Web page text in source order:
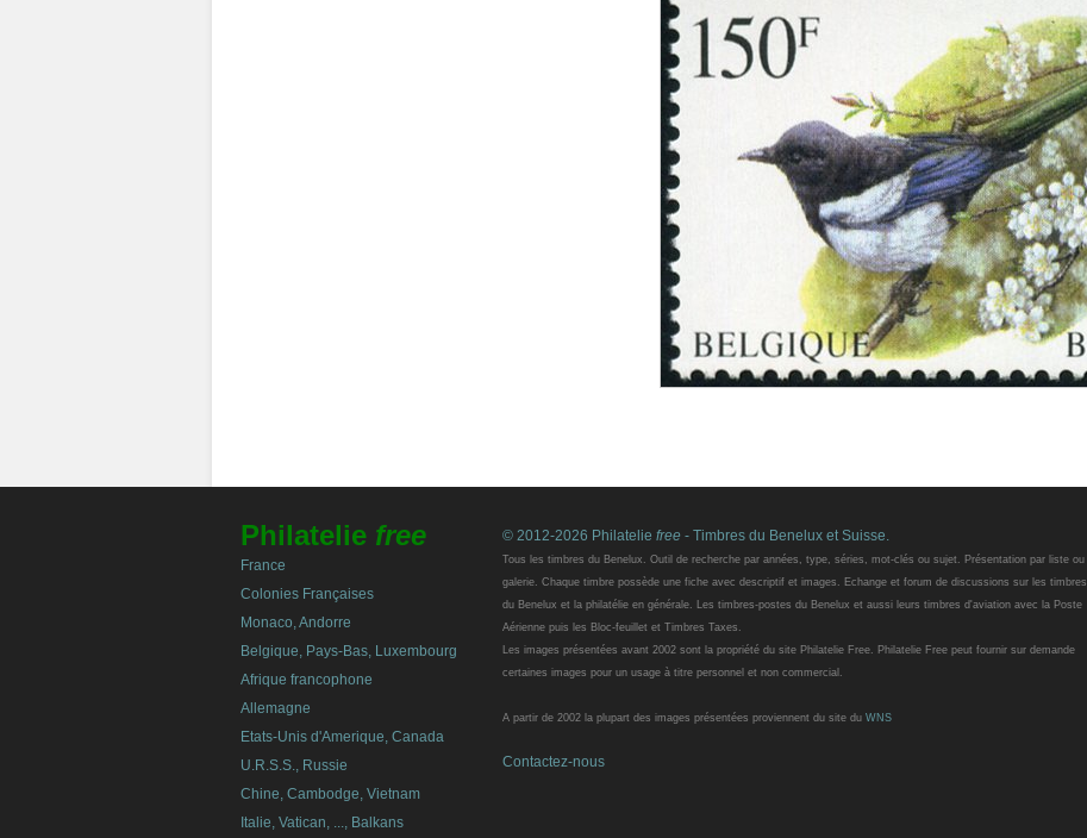
Philatelie free
France
Colonies Françaises
Monaco, Andorre
Belgique, Pays-Bas, Luxembourg
Afrique francophone
Allemagne
Etats-Unis d'Amerique, Canada
U.R.S.S., Russie
Chine, Cambodge, Vietnam
Italie, Vatican, ..., Balkans
© 2012-2026 Philatelie free - Timbres du Benelux et Suisse.
Tous les timbres du Benelux. Outil de recherche par années, type, séries, mot-clés ou sujet. Présentation par liste ou
galerie. Chaque timbre possède une fiche avec descriptif et images. Echange et forum de discussions sur les timbres
du Benelux et la philatélie en générale. Les timbres-postes du Benelux et aussi leurs timbres d'aviation avec la Poste
Aérienne puis les Bloc-feuillet et Timbres Taxes.
Les images présentées avant 2002 sont la propriété du site Philatelie Free. Philatelie Free peut fournir sur demande
certaines images pour un usage à titre personnel et non commercial.
A partir de 2002 la plupart des images présentées proviennent du site du WNS
Contactez-nous